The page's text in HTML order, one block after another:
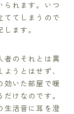
られます。いつ
ててしまうので
ます。
者のそれとは異
うとはせず、
効いた部屋で暖
けなのです。
生活音に耳を澄